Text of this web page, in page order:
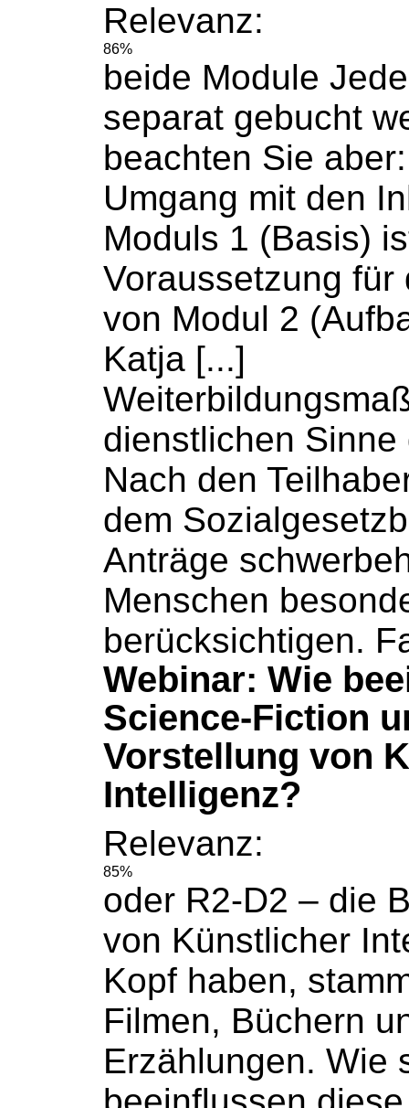
Relevanz:
86%
beide Module
separat gebucht
beachten Sie
Umgang mit den
Moduls 1 (Basis)
Voraussetzung
von Modul 2
Katja [...]
dienstlichen
Nach den
dem
Anträge
Menschen
berücksichtigen.
Webinar: Wie
Science-Fiction
Vorstellung von
Intelligenz?
Relevanz:
85%
oder R2-D2 – die
von Künstlicher
Kopf haben,
Filmen, Büchern
Erzählungen. Wie